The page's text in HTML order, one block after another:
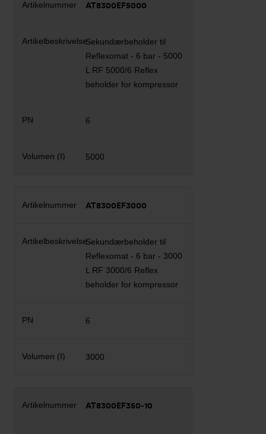
AT8300EF5000
Sekundærbeholder til
Reflexomat - 6 bar - 5000
L RF 5000/6 Reflex
beholder for kompressor
6
5000
AT8300EF3000
Sekundærbeholder til
Reflexomat - 6 bar - 3000
L RF 3000/6 Reflex
beholder for kompressor
6
3000
AT8300EF350-10